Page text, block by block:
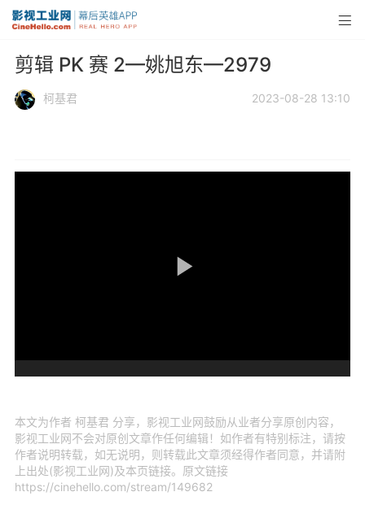
剪辑 PK 赛 2—姚旭东—2979
柯基君 2023-08-28 13:10
本文为作者 柯基君 分享，影视工业网鼓励从业者分享原创内容，
影视工业网不会对原创文章作任何编辑！如作者有特别标注，请按
作者说明转载，如无说明，则转载此文章须经得作者同意，并请附
上出处(影视工业网)及本页链接。原文链接
https://cinehello.com/stream/149682